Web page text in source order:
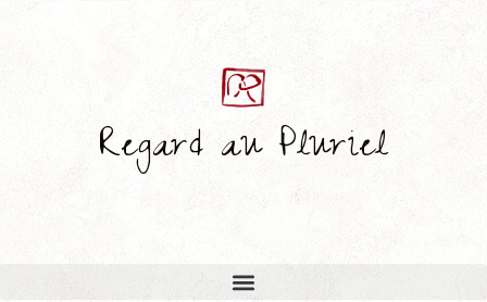
Regard au Pluriel